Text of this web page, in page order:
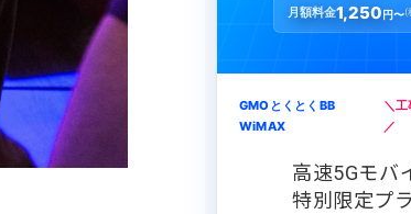
月額料金1,250円〜(
GMOとくとくBB
WiMAX
＼
／
高速5Gモバ
特別限定プ